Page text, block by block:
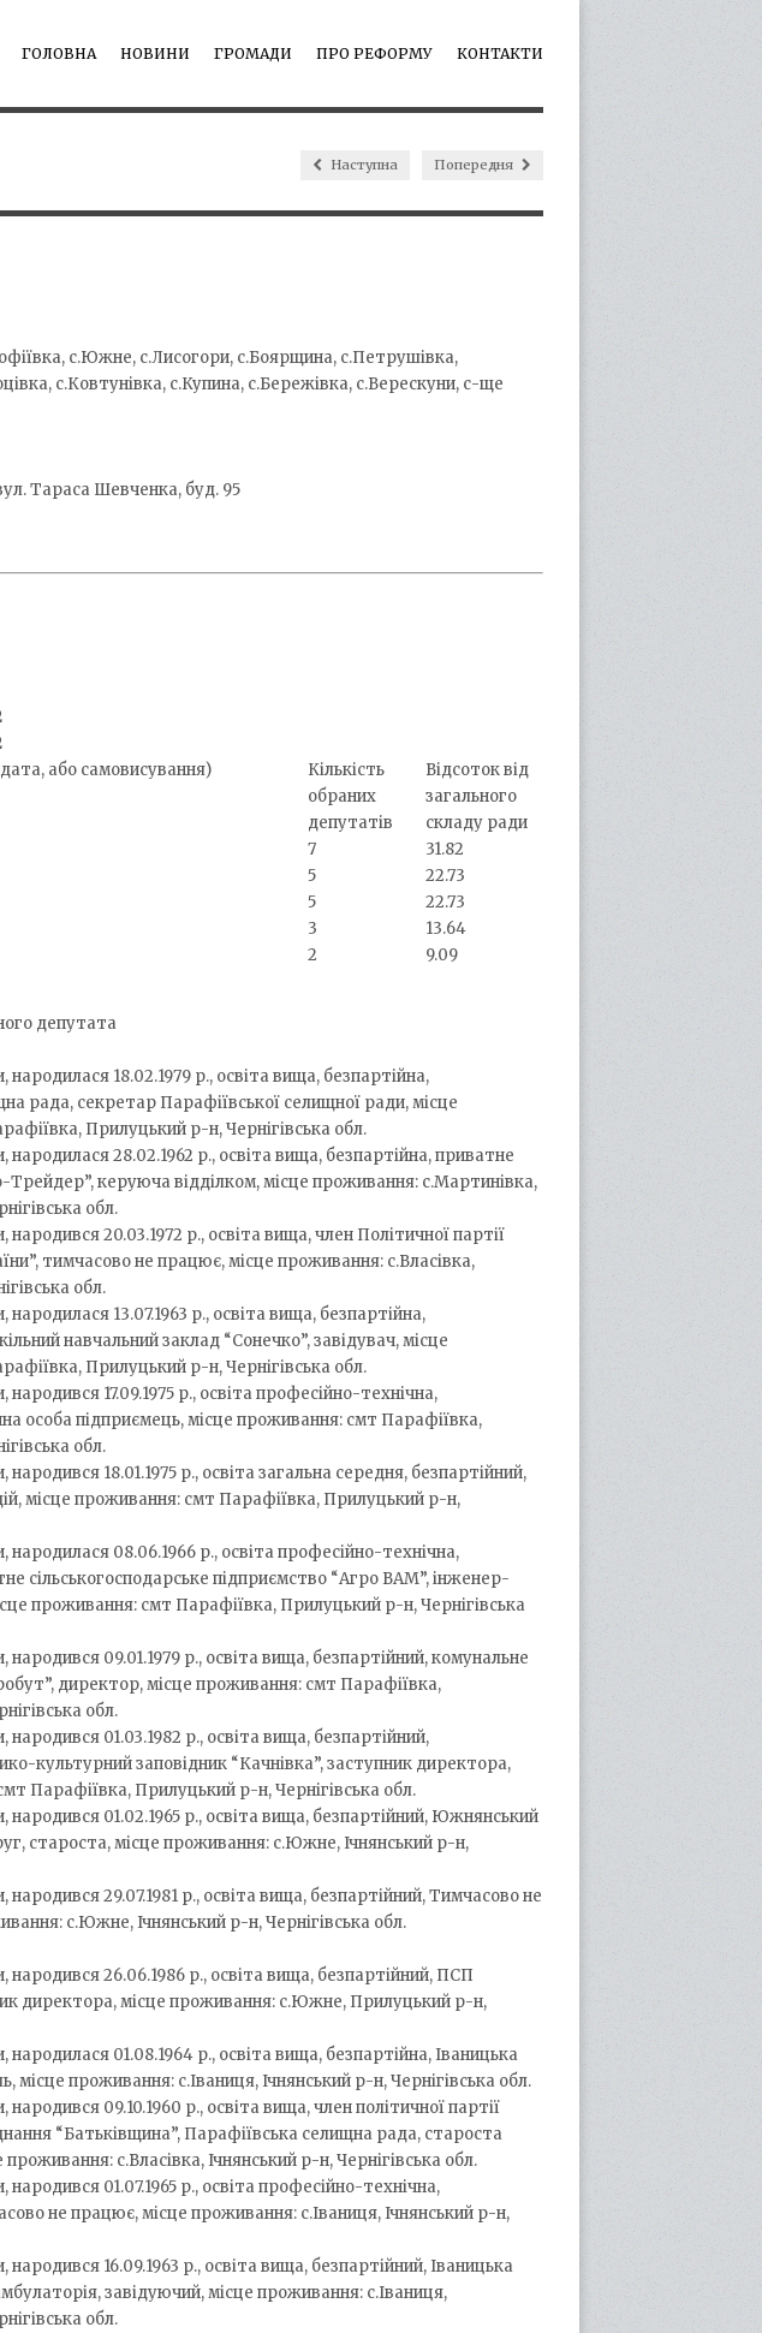
ГОЛОВНА НОВИНИ ГРОМАДИ ПРО РЕФОРМУ КОНТАКТИ
Наступна Попередня
с.Южне, с.Лисогори, с.Боярщина, с.Петрушівка,
с.Ковтунівка, с.Купина, с.Бережівка, с.Верескуни, с-ще
Тараса Шевченка, буд. 95
або самовисування)
Кількість
обраних
депутатів
Відсоток від
загального
складу ради
7
31.82
5
22.73
5
22.73
3
13.64
2 9.09
депутата
народилася 18.02.1979 р., освіта вища, безпартійна,
рада, секретар Парафіївської селищної ради, місце
Прилуцький р-н, Чернігівська обл.
народилася 28.02.1962 р., освіта вища, безпартійна, приватне
Трейдер”, керуюча відділком, місце проживання: с.Мартинівка,
обл.
20.03.1972 р., освіта вища, член Політичної партії
тимчасово не працює, місце проживання: с.Власівка,
обл.
13.07.1963 р., освіта вища, безпартійна,
навчальний заклад “Сонечко”, завідувач, місце
Прилуцький р-н, Чернігівська обл.
17.09.1975 р., освіта професійно-технічна,
особа підприємець, місце проживання: смт Парафіївка,
обл.
18.01.1975 р., освіта загальна середня, безпартійний,
місце проживання: смт Парафіївка, Прилуцький р-н,
народилася 08.06.1966 р., освіта професійно-технічна,
сільськогосподарське підприємство “Агро ВАМ”, інженер-
проживання: смт Парафіївка, Прилуцький р-н, Чернігівська
народився 09.01.1979 р., освіта вища, безпартійний, комунальне
директор, місце проживання: смт Парафіївка,
обл.
народився 01.03.1982 р., освіта вища, безпартійний,
культурний заповідник “Качнівка”, заступник директора,
Парафіївка, Прилуцький р-н, Чернігівська обл.
народився 01.02.1965 р., освіта вища, безпартійний, Южнянський
староста, місце проживання: с.Южне, Ічнянський р-н,
народився 29.07.1981 р., освіта вища, безпартійний, Тимчасово не
с.Южне, Ічнянський р-н, Чернігівська обл.
народився 26.06.1986 р., освіта вища, безпартійний, ПСП
директора, місце проживання: с.Южне, Прилуцький р-н,
народилася 01.08.1964 р., освіта вища, безпартійна, Іваницька
місце проживання: с.Іваниця, Ічнянський р-н, Чернігівська обл.
09.10.1960 р., освіта вища, член політичної партії
“Батьківщина”, Парафіївська селищна рада, староста
с.Власівка, Ічнянський р-н, Чернігівська обл.
01.07.1965 р., освіта професійно-технічна,
не працює, місце проживання: с.Іваниця, Ічнянський р-н,
16.09.1963 р., освіта вища, безпартійний, Іваницька
завідуючий, місце проживання: с.Іваниця,
обл.